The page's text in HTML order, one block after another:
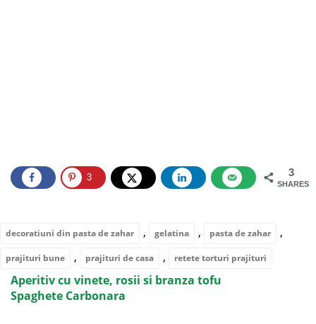
3
SHARES
3
decoratiuni din pasta de zahar , gelatina , pasta de zahar ,
prajituri bune , prajituri de casa , retete torturi prajituri
Aperitiv cu vinete, rosii si branza tofu
Spaghete Carbonara